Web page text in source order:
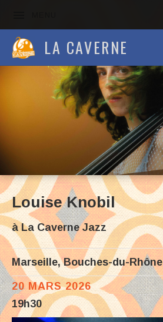
LA CAVERNE
Louise Knobil
à La Caverne Jazz
Marseille, Bouches-du-Rhône
20 MARS 2026
19h30